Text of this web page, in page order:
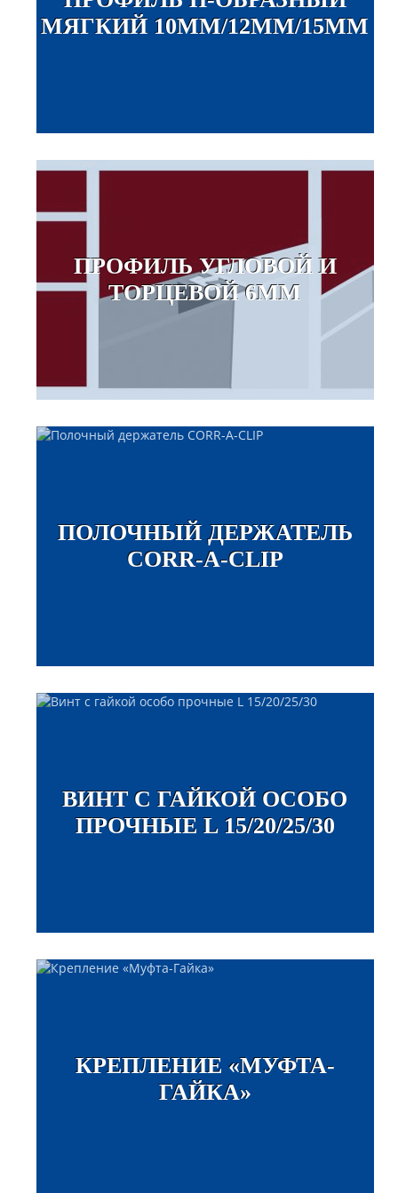
МЯГКИЙ 10ММ/12ММ/15ММ
ПРОФИЛЬ УГЛОВОЙ И
ТОРЦЕВОЙ 6ММ
ПОЛОЧНЫЙ ДЕРЖАТЕЛЬ
CORR-A-CLIP
ВИНТ С ГАЙКОЙ ОСОБО
ПРОЧНЫЕ L 15/20/25/30
КРЕПЛЕНИЕ «МУФТА-
ГАЙКА»